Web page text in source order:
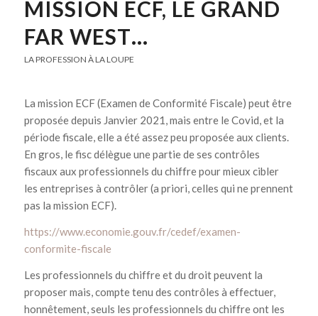
MISSION ECF, LE GRAND
FAR WEST…
LA PROFESSION À LA LOUPE
La mission ECF (Examen de Conformité Fiscale) peut être
proposée depuis Janvier 2021, mais entre le Covid, et la
période fiscale, elle a été assez peu proposée aux clients.
En gros, le fisc délègue une partie de ses contrôles
fiscaux aux professionnels du chiffre pour mieux cibler
les entreprises à contrôler (a priori, celles qui ne prennent
pas la mission ECF).
https://www.economie.gouv.fr/cedef/examen-
conformite-fiscale
Les professionnels du chiffre et du droit peuvent la
proposer mais, compte tenu des contrôles à effectuer,
honnêtement, seuls les professionnels du chiffre ont les